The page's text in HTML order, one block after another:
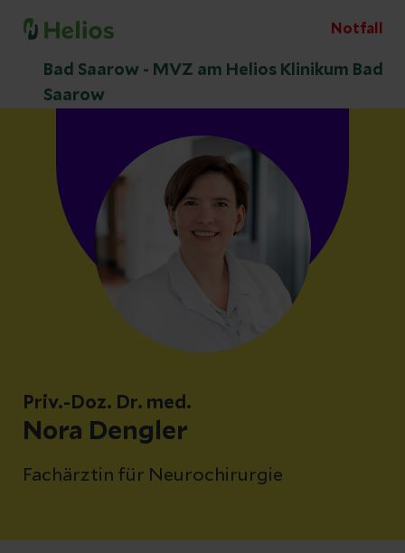
Notfall
Bad Saarow - MVZ am Helios Klinikum Bad
Saarow
Priv.-Doz. Dr. med.
Nora Dengler
Fachärztin für Neurochirurgie